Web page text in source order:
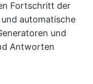
Fortschritt der
automatische
und
Antworten